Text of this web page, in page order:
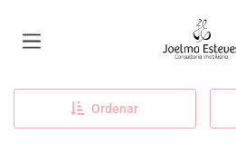
Página
Ordenar